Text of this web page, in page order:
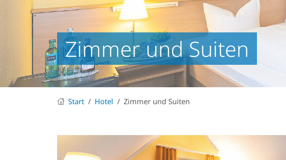
Zimmer und Suiten
Start Hotel Zimmer und Suiten